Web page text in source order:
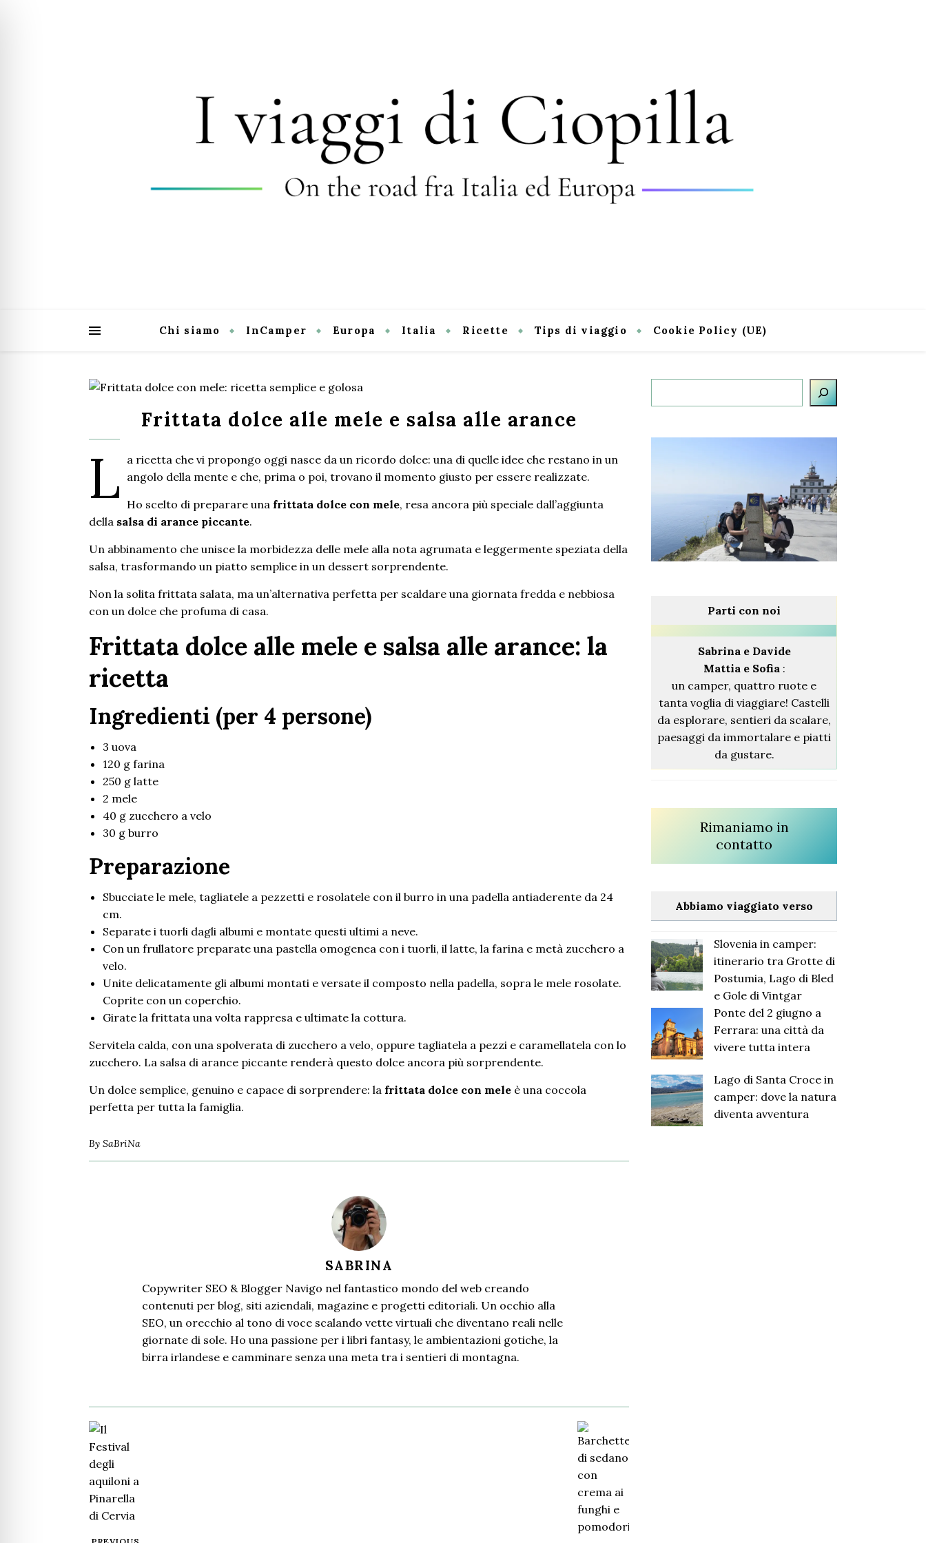
Chi siamo InCamper Europa Italia Ricette Tips di viaggio Cookie Policy (UE)
Frittata dolce alle mele e salsa alle arance
L a ricetta che vi propongo oggi nasce da un ricordo dolce: una di quelle idee che restano in un
angolo della mente e che, prima o poi, trovano il momento giusto per essere realizzate.
Ho scelto di preparare una frittata dolce con mele, resa ancora più speciale dall’aggiunta
della salsa di arance piccante.
Un abbinamento che unisce la morbidezza delle mele alla nota agrumata e leggermente speziata della
salsa, trasformando un piatto semplice in un dessert sorprendente.
Non la solita frittata salata, ma un’alternativa perfetta per scaldare una giornata fredda e nebbiosa
con un dolce che profuma di casa.
Frittata dolce alle mele e salsa alle arance: la
ricetta
Ingredienti (per 4 persone)
3 uova
120 g farina
250 g latte
2 mele
40 g zucchero a velo
30 g burro
Preparazione
Sbucciate le mele, tagliatele a pezzetti e rosolatele con il burro in una padella antiaderente da 24
cm.
Separate i tuorli dagli albumi e montate questi ultimi a neve.
Con un frullatore preparate una pastella omogenea con i tuorli, il latte, la farina e metà zucchero a
velo.
Unite delicatamente gli albumi montati e versate il composto nella padella, sopra le mele rosolate.
Coprite con un coperchio.
Girate la frittata una volta rappresa e ultimate la cottura.
Servitela calda, con una spolverata di zucchero a velo, oppure tagliatela a pezzi e caramellatela con lo
zucchero. La salsa di arance piccante renderà questo dolce ancora più sorprendente.
Un dolce semplice, genuino e capace di sorprendere: la frittata dolce con mele è una coccola
perfetta per tutta la famiglia.
By SaBriNa
SABRINA
Copywriter SEO & Blogger Navigo nel fantastico mondo del web creando
contenuti per blog, siti aziendali, magazine e progetti editoriali. Un occhio alla
SEO, un orecchio al tono di voce scalando vette virtuali che diventano reali nelle
giornate di sole. Ho una passione per i libri fantasy, le ambientazioni gotiche, la
birra irlandese e camminare senza una meta tra i sentieri di montagna.
Parti con noi
Sabrina e Davide
Mattia e Sofia:
un camper, quattro ruote e
tanta voglia di viaggiare! Castelli
da esplorare, sentieri da scalare,
paesaggi da immortalare e piatti
da gustare.
Rimaniamo in
contatto
Abbiamo viaggiato verso
Slovenia in camper:
itinerario tra Grotte di
Postumia, Lago di Bled
e Gole di Vintgar
Ponte del 2 giugno a
Ferrara: una città da
vivere tutta intera
Lago di Santa Croce in
camper: dove la natura
diventa avventura